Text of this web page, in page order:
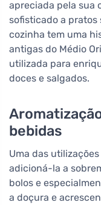
apreciada pela sua
sofisticado a pratos
cozinha tem uma
antigas do Médio
utilizada para
doces e salgados.
bebidas
Uma das
adicioná-la a
bolos e
a doçura e